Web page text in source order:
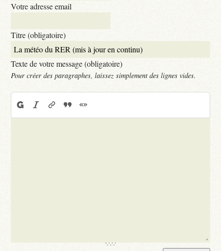
Votre adresse email
Titre (obligatoire)
Texte de votre message (obligatoire)
Pour créer des paragraphes, laissez simplement des lignes vides.